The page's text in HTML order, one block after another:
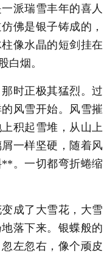
派瑞雪丰年的喜人
佛是银子铸成的，
像水晶的短剑挂在
白烟。
时正极其猛烈。过
风雪开始。风雪摧
积起雪堆，从山上
一样坚硬，随着风
。一切都弯折蜷缩
成了大雪花，大雪
落下来。银蝶般的
左忽右，像个顽皮